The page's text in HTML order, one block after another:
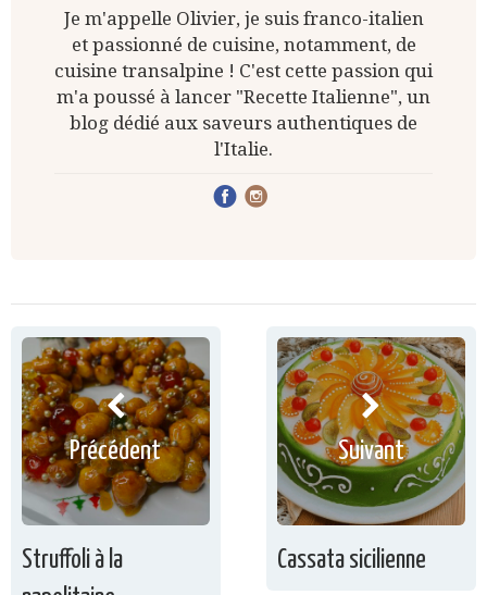
Je m'appelle Olivier, je suis franco-italien
et passionné de cuisine, notamment, de
cuisine transalpine ! C'est cette passion qui
m'a poussé à lancer "Recette Italienne", un
blog dédié aux saveurs authentiques de
l'Italie.
Précédent
Struffoli à la
Suivant
Cassata sicilienne